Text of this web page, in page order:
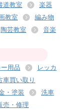
道教室
楽器
教室
編み物
陶芸教室
音楽
用品
レッカ
車買い取り
・塗装
洗車
売・修理